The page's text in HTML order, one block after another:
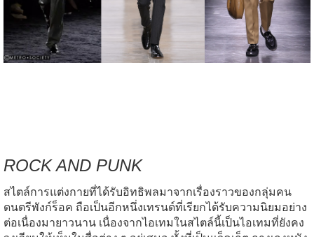
ROCK AND PUNK
สไตล์การแต่งกายที่ได้รับอิทธิพลมาจากเรื่องราวของกลุ่มคน
ดนตรีพังก์ร็อค ถือเป็นอีกหนึ่งเทรนด์ที่เรียกได้รับความนิยมอย่าง
ต่อเนื่องมายาวนาน เนื่องจากไอเทมในสไตล์นี้เป็นไอเทมที่ยังคง